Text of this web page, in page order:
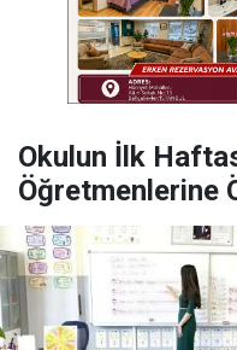
Okulun İlk
Öğretmenlerine